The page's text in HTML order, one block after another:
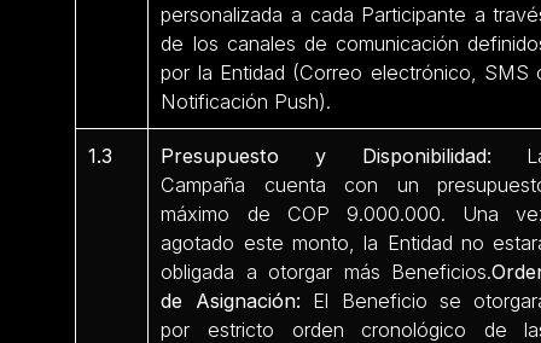
personalizada a cada Participante a
de los canales de comunicación
por la Entidad (Correo electrónico, SMS
Notificación Push).
1.3 Presupuesto y Disponibilidad:
Campaña cuenta con un
máximo de COP 9.000.000. Una
agotado este monto, la Entidad no
obligada a otorgar más Beneficios.
de Asignación: El Beneficio se
por estricto orden cronológico de